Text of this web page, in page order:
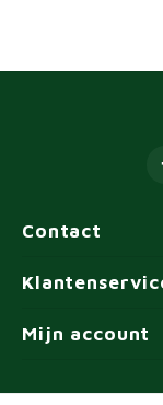
Contact
Mijn account